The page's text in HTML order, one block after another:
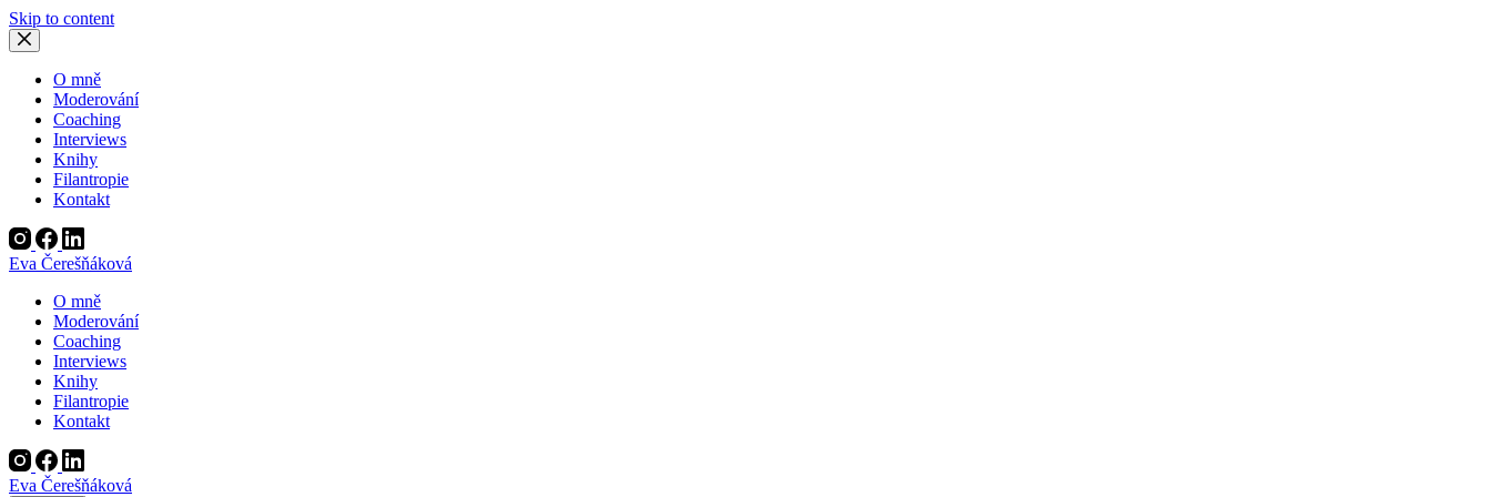
Skip to content
O mně
Moderování
Coaching
Interviews
Knihy
Filantropie
Kontakt
Eva Čerešňáková
O mně
Moderování
Coaching
Interviews
Knihy
Filantropie
Kontakt
Eva Čerešňáková